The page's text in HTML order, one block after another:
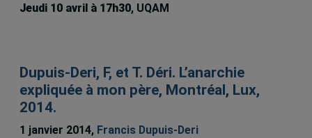
Jeudi 10 avril à 17h30, UQAM
Dupuis-Deri, F, et T. Déri. L’anarchie
expliquée à mon père, Montréal, Lux,
2014.
1 janvier 2014, Francis Dupuis-Deri